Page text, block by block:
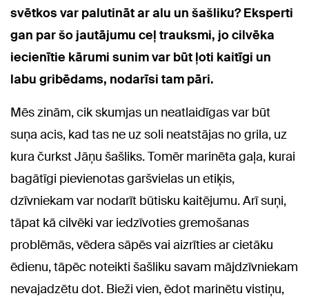
svētkos var palutināt ar alu un šašliku? Eksperti
gan par šo jautājumu ceļ trauksmi, jo cilvēka
iecienītie kārumi sunim var būt ļoti kaitīgi un
labu gribēdams, nodarīsi tam pāri.
Mēs zinām, cik skumjas un neatlaidīgas var būt
suņa acis, kad tas ne uz soli neatstājas no grila, uz
kura čurkst Jāņu šašliks. Tomēr marinēta gaļa, kurai
bagātīgi pievienotas garšvielas un etiķis,
dzīvniekam var nodarīt būtisku kaitējumu. Arī suņi,
tāpat kā cilvēki var iedzīvoties gremošanas
problēmās, vēdera sāpēs vai aizrīties ar cietāku
ēdienu, tāpēc noteikti šašliku savam mājdzīvniekam
nevajadzētu dot. Bieži vien, ēdot marinētu vistiņu,